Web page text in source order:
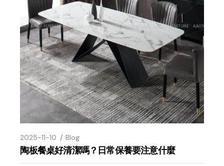
2025-11-10 Blog
陶板餐桌好清潔嗎？日常保養要注意什麼